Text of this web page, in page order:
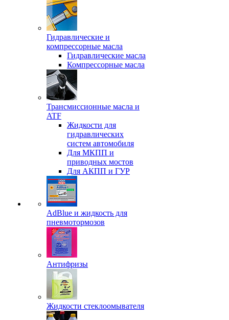
Гидравлические и
компрессорные масла
Гидравлические масла
Компрессорные масла
Трансмиссионные масла и
ATF
Жидкости для
гидравлических
систем автомобиля
Для МКПП и
приводных мостов
Для АКПП и ГУР
AdBlue и жидкость для
пневмотормозов
Антифризы
Жидкости стеклоомывателя